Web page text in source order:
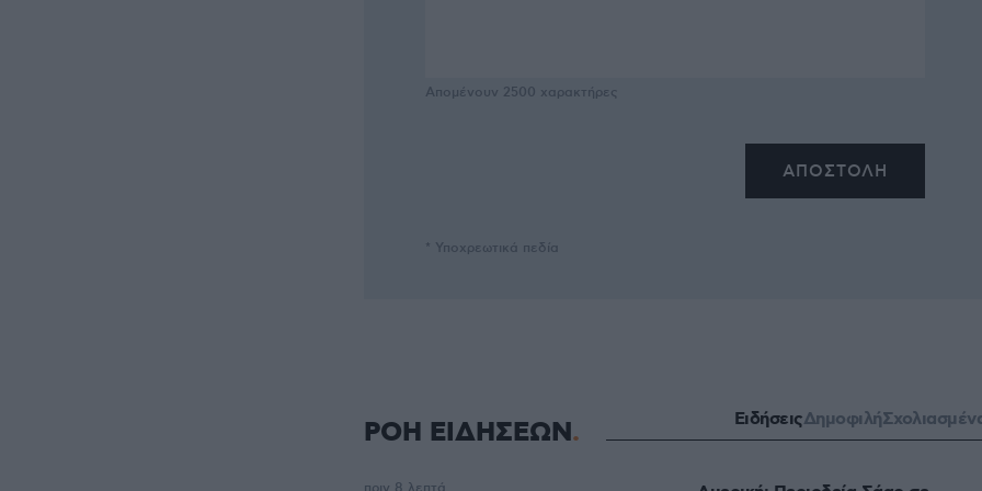
Απομένουν 2500 χαρακτήρες
* Υποχρεωτικά πεδία
ΡΟΗ ΕΙΔΗΣΕΩΝ ΕιδήσειςΔημοφιλή